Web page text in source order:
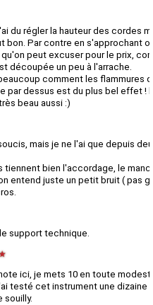
du régler la hauteur des cordes
bon. Par contre en s'approchant
peut excuser pour le prix,
découpée un peu à l'arrache.
comment les flammures
par dessus est du plus bel effet !
beau aussi :)
mais je ne l'ai que depuis
tiennent bien l'accordage, le
entend juste un petit bruit ( pas
support technique.
ici, je mets 10 en toute
testé cet instrument une dizaine
souilly.